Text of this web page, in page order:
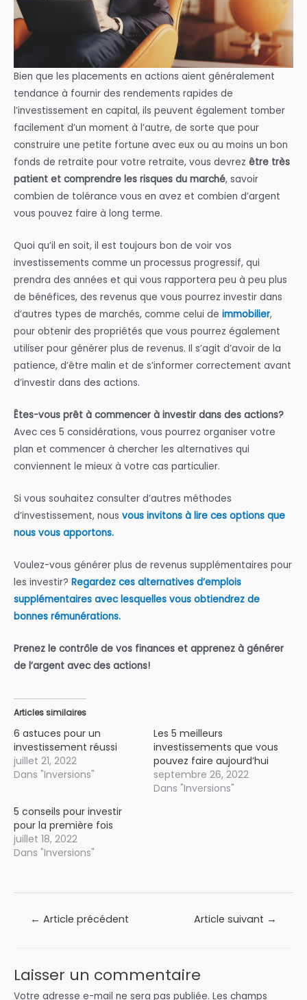
Bien que les placements en actions aient généralement
tendance à fournir des rendements rapides de
l’investissement en capital, ils peuvent également tomber
facilement d’un moment à l’autre, de sorte que pour
construire une petite fortune avec eux ou au moins un bon
fonds de retraite pour votre retraite, vous devrez être très
patient et comprendre les risques du marché, savoir
combien de tolérance vous en avez et combien d’argent
vous pouvez faire à long terme.
Quoi qu’il en soit, il est toujours bon de voir vos
investissements comme un processus progressif, qui
prendra des années et qui vous rapportera peu à peu plus
de bénéfices, des revenus que vous pourrez investir dans
d’autres types de marchés, comme celui de immobilier,
pour obtenir des propriétés que vous pourrez également
utiliser pour générer plus de revenus. Il s’agit d’avoir de la
patience, d’être malin et de s’informer correctement avant
d’investir dans des actions.
Êtes-vous prêt à commencer à investir dans des actions?
Avec ces 5 considérations, vous pourrez organiser votre
plan et commencer à chercher les alternatives qui
conviennent le mieux à votre cas particulier.
Si vous souhaitez consulter d’autres méthodes
d’investissement, nous vous invitons à lire ces options que
nous vous apportons.
Voulez-vous générer plus de revenus supplémentaires pour
les investir? Regardez ces alternatives d’emplois
supplémentaires avec lesquelles vous obtiendrez de
bonnes rémunérations.
Prenez le contrôle de vos finances et apprenez à générer
de l’argent avec des actions!
Articles similaires
6 astuces pour un
investissement réussi
juillet 21, 2022
Dans "Inversions"
Les 5 meilleurs
investissements que vous
pouvez faire aujourd’hui
septembre 26, 2022
Dans "Inversions"
5 conseils pour investir
pour la première fois
juillet 18, 2022
Dans "Inversions"
Navigation
← Article précédent Article suivant →
Laisser un commentaire
Votre adresse e-mail ne sera pas publiée. Les champs